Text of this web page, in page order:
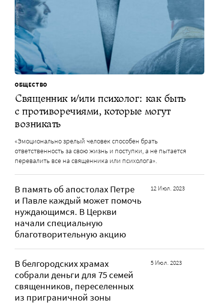
ОБЩЕСТВО
Священник и/или психолог: как быть
с противоречиями, которые могут
возникать
«Эмоционально зрелый человек способен брать
ответственность за свою жизнь и поступки, а не пытается
перевалить все на священника или психолога».
В память об апостолах Петре
и Павле каждый может помочь
нуждающимся. В Церкви
начали специальную
благотворительную акцию
12 Июл. 2023
В белгородских храмах
собрали деньги для 75 семей
священников, переселенных
из приграничной зоны
5 Июл. 2023